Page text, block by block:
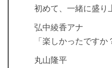
初めて、一緒に盛り
弘中綾香アナ
「楽しかったですか
丸山隆平